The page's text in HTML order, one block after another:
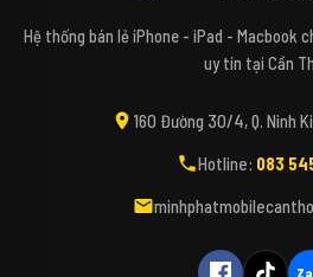
Xin chào bạn! Mình là Mipi - Trợ
AI của Minh Phát Mobile đây.
Bạn đang tìm kiếm các dòng
máy tính, iPad hay các phụ
(Bấm biểu tượng Micro để nói
Hệ thống bán lẻ iPhone - iPad - Macbook
uy tín tại Cần
160 Đường 30/4, Q. Ninh
Hotline: 083